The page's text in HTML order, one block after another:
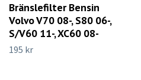
Bränslefilter Bensin
Volvo V70 08-, S80 06-,
S/V60 11-, XC60 08-
195 kr